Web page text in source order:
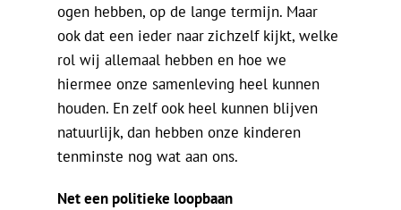
ogen hebben, op de lange termijn. Maar
ook dat een ieder naar zichzelf kijkt, welke
rol wij allemaal hebben en hoe we
hiermee onze samenleving heel kunnen
houden. En zelf ook heel kunnen blijven
natuurlijk, dan hebben onze kinderen
tenminste nog wat aan ons.
Net een politieke loopbaan